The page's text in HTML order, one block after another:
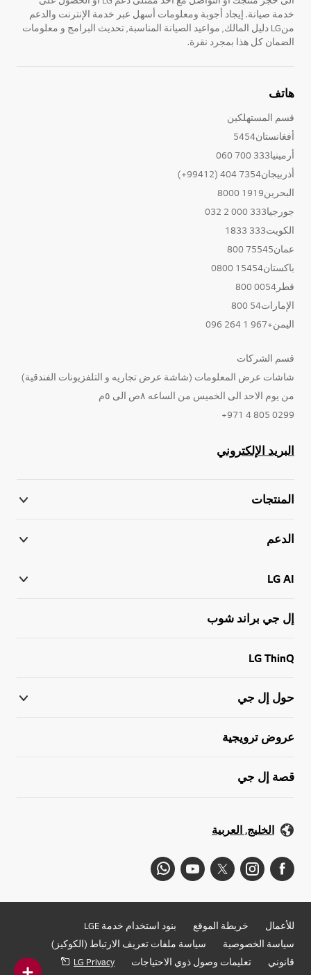
خدمة صيانة. إيجاد أجوبة ومعلومات أسهل عبر خدمة الإنترنت والدعم
منLG دليل المالك, مواعيد الصيانة المناسبة, تحديث البرامج و معلومات
الضمان كل هذا بمجرد نقرة.
هاتف
قسم المستهلكين
أفغانستان5454
أرمينيا333 700 060
أذربيجان7354 404 (99412+)
البحرين1919 8000
جورجيا333 000 2 032
الكويت333 1833
عمان75545 800
باكستان15454 0800
قطر0054 800
الإمارات54 800
اليمن+967 1 264 096
قسم الشركات
شاشات عرض المعلومات (شاشة عرض تجاريه و التلفزيونات الفندقية)
من يوم الاحد الى الخميس من الساعه ٨ص الى ٥م
0299 805 4 971+
البريد الإلكتروني
المنتجات
الدعم
LG AI
إل جي براند شوب
LG ThinQ
حول إل جي
عروض ترويجية
قصة إل جي
الخليج, العربية
للأعمال خريطة الموقع
بنود استخدام خدمة LGE
سياسة الخصوصية
سياسة ملفات تعريف الارتباط (الكوكيز)
قانوني
تعليمات وصول ذوي الاحتياجات LG Privacy